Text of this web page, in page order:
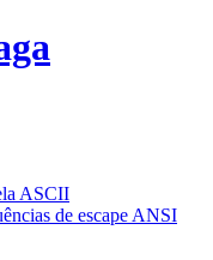
ASCII
de escape ANSI